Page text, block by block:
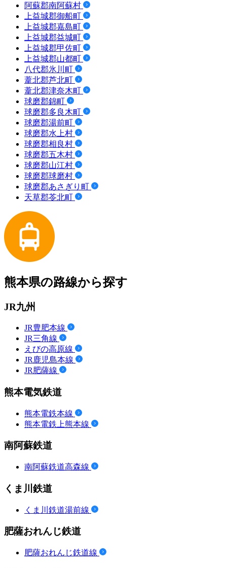
阿蘇郡南阿蘇村
上益城郡御船町
上益城郡嘉島町
上益城郡益城町
上益城郡甲佐町
上益城郡山都町
八代郡氷川町
葦北郡芦北町
葦北郡津奈木町
球磨郡錦町
球磨郡多良木町
球磨郡湯前町
球磨郡水上村
球磨郡相良村
球磨郡五木村
球磨郡山江村
球磨郡球磨村
球磨郡あさぎり町
天草郡苓北町
熊本県の路線から探す
JR九州
JR豊肥本線
JR三角線
えびの高原線
JR鹿児島本線
JR肥薩線
熊本電気鉄道
熊本電鉄本線
熊本電鉄上熊本線
南阿蘇鉄道
南阿蘇鉄道高森線
くま川鉄道
くま川鉄道湯前線
肥薩おれんじ鉄道
肥薩おれんじ鉄道線